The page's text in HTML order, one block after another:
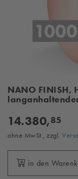
NANO FINISH,
14.380,85
ohne MwSt., zzgl.
in den